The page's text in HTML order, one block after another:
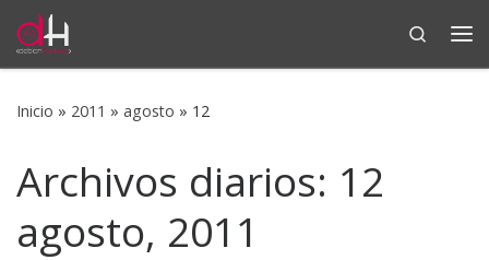
Saltar al contenido
Search
Inicio » 2011 » agosto » 12
Archivos diarios: 12
agosto, 2011